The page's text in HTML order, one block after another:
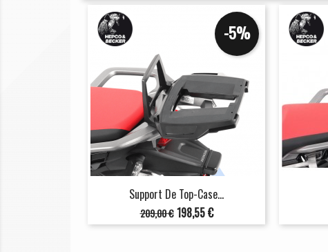
Support De Top-Case...
Prix
de
209,00 €
-5%
Prix
198,55 €